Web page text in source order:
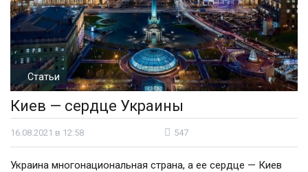
Статьи
Киев — сердце Украины
16.08.2021 в 12:58 547
Украина многонациональная страна, а ее сердце — Киев